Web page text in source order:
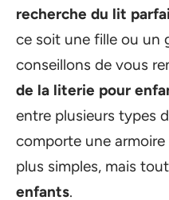
recherche du lit
ce soit une fille ou un
conseillons de vous
de la literie pour
entre plusieurs types
comporte une
plus simples, mais
enfants.